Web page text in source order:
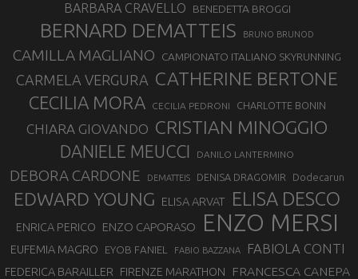
BARBARA CRAVELLO BENEDETTA BROGGI
BERNARD DEMATTEIS BRUNO BRUNOD
CAMILLA MAGLIANO CAMPIONATO ITALIANO SKYRUNNING
CARMELA VERGURA CATHERINE BERTONE
CECILIA MORA CECILIA PEDRONI CHARLOTTE BONIN
CHIARA GIOVANDO CRISTIAN MINOGGIO
DANIELE MEUCCI DANILO LANTERMINO
DEBORA CARDONE DEMATTEIS DENISA DRAGOMIR Dodecarun
EDWARD YOUNG ELISA ARVAT ELISA DESCO
ENRICA PERICO ENZO CAPORASO ENZO MERSI
EUFEMIA MAGRO EYOB FANIEL FABIO BAZZANA FABIOLA CONTI
FEDERICA BARAILLER FIRENZE MARATHON FRANCESCA CANEPA